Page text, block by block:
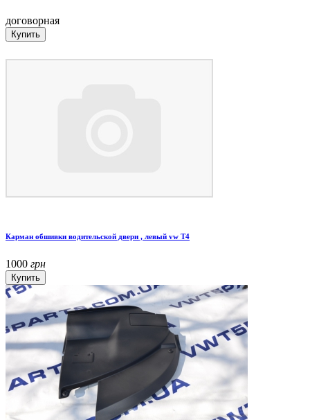
договорная
Карман обшивки водительской двери , левый vw T4
1000 грн